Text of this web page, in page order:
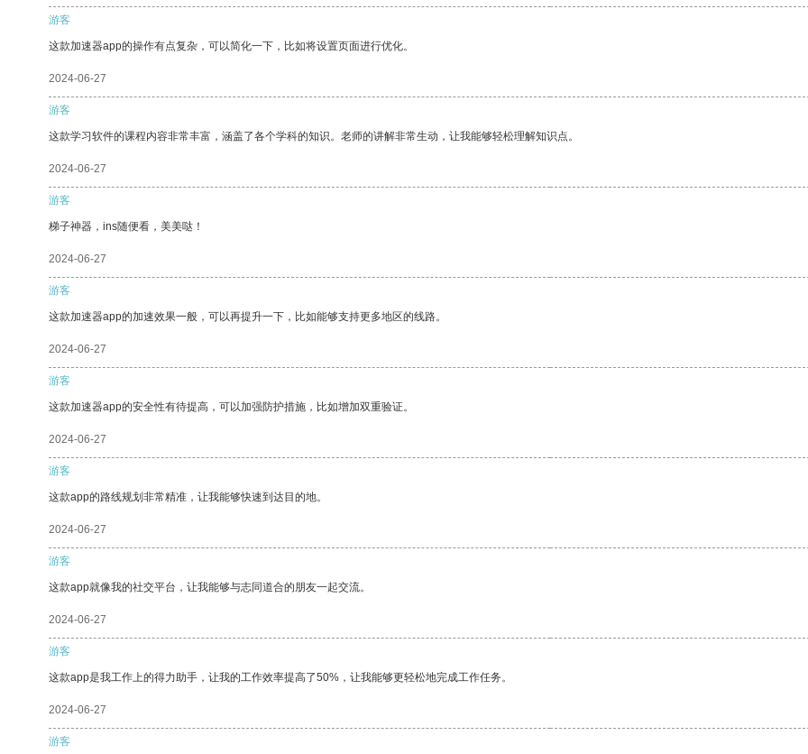
游客
这款加速器app的操作有点复杂，可以简化一下，比如将设置页面进行优化。
2024-06-27
游客
这款学习软件的课程内容非常丰富，涵盖了各个学科的知识。老师的讲解非常生动，让我能够轻松理解知识点。
2024-06-27
游客
梯子神器，ins随便看，美美哒！
2024-06-27
游客
这款加速器app的加速效果一般，可以再提升一下，比如能够支持更多地区的线路。
2024-06-27
游客
这款加速器app的安全性有待提高，可以加强防护措施，比如增加双重验证。
2024-06-27
游客
这款app的路线规划非常精准，让我能够快速到达目的地。
2024-06-27
游客
这款app就像我的社交平台，让我能够与志同道合的朋友一起交流。
2024-06-27
游客
这款app是我工作上的得力助手，让我的工作效率提高了50%，让我能够更轻松地完成工作任务。
2024-06-27
游客